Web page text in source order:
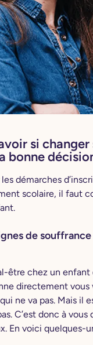
si changer
bonne
démarches
scolaire, il faut
de
être chez un enfant
directement
ne va pas. Mais il
C’est donc à
En voici quelques-